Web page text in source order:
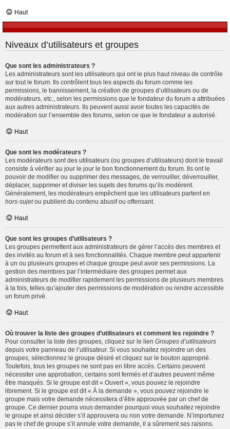
Haut
Niveaux d’utilisateurs et groupes
Que sont les administrateurs ?
Les administrateurs sont les utilisateurs qui ont le plus haut niveau de contrôle
sur tout le forum. Ils contrôlent tous les aspects du forum comme les
permissions, le bannissement, la création de groupes d’utilisateurs ou de
modérateurs, etc., selon les permissions que le fondateur du forum a attribuées
aux autres administrateurs. Ils peuvent aussi avoir toutes les capacités de
modération sur l’ensemble des forums, selon ce que le fondateur a autorisé.
Haut
Que sont les modérateurs ?
Les modérateurs sont des utilisateurs (ou groupes d’utilisateurs) dont le travail
consiste à vérifier au jour le jour le bon fonctionnement du forum. Ils ont le
pouvoir de modifier ou supprimer des messages, de verrouiller, déverrouiller,
déplacer, supprimer et diviser les sujets des forums qu’ils modèrent.
Généralement, les modérateurs empêchent que les utilisateurs partent en
hors-sujetou publient du contenu abusif ou offensant.
Haut
Que sont les groupes d’utilisateurs ?
Les groupes permettent aux administrateurs de gérer l’accès des membres et
des invités au forum et à ses fonctionnalités. Chaque membre peut appartenir
à un ou plusieurs groupes et chaque groupe peut avoir ses permissions. La
gestion des membres par l’intermédiaire des groupes permet aux
administrateurs de modifier rapidement les permissions de plusieurs membres
à la fois, telles qu’ajouter des permissions de modération ou rendre accessible
un forum privé.
Haut
Où trouver la liste des groupes d’utilisateurs et comment les rejoindre ?
Pour consulter la liste des groupes, cliquez sur le lien Groupes d’utilisateurs
depuis votre panneau de l’utilisateur. Si vous souhaitez rejoindre un des
groupes, sélectionnez le groupe désiré et cliquez sur le bouton approprié.
Toutefois, tous les groupes ne sont pas en libre accès. Certains peuvent
nécessiter une approbation, certains sont fermés et d’autres peuvent même
être masqués. Si le groupe est dit « Ouvert », vous pouvez le rejoindre
librement. Si le groupe est dit « À la demande », vous pouvez rejoindre le
groupe mais votre demande nécessitera d’être approuvée par un chef de
groupe. Ce dernier pourra vous demander pourquoi vous souhaitez rejoindre
le groupe et ainsi décider s’il approuvera ou non votre demande. N’importunez
pas le chef de groupe s’il annule votre demande, il a sûrement ses raisons.